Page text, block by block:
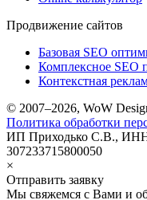
Продвижение сайтов
Базовая SEO
Комплексное SEO
Контекстная
© 2007–2026, WoW
Политика обработки
ИП Приходько С.В.,
307233715800050
×
Отправить заявку
Мы свяжемся с Вами и